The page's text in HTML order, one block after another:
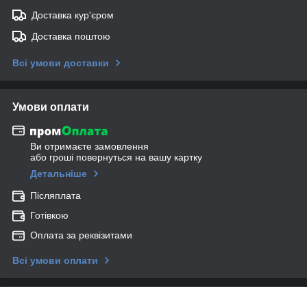
Доставка кур'єром
Доставка поштою
Всі умови доставки
Умови оплати
Ви отримаєте замовлення
або гроші повернуться на вашу картку
Детальніше
Післяплата
Готівкою
Оплата за реквізитами
Всі умови оплати